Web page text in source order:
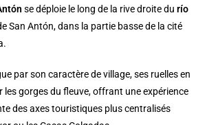
se déploie le long de la rive droite durío
San Antón, dans la partie basse de la cité
par son caractère de village, ses ruelles en
les gorges du fleuve, offrant une expérience
des axes touristiques plus centralisés